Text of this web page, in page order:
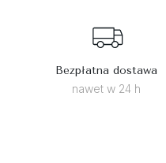
Bezpłatna dostawa
nawet w 24 h